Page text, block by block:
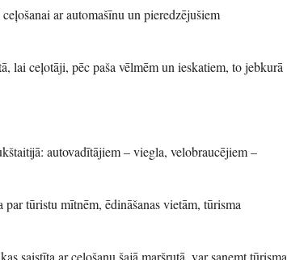
ar automašīnu un pieredzējušiem
lai ceļotāji, pēc paša vēlmēm un ieskatiem, to jebkurā
autovadītājiem – viegla, velobraucējiem –
tūristu mītnēm, ēdināšanas vietām, tūrisma
saistīta ar ceļošanu šajā maršrutā, var saņemt tūrisma